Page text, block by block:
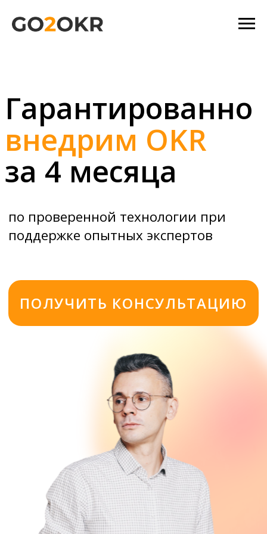
внедрим OKR
за 4 месяца
по проверенной технологии при
поддержке опытных экспертов
ПОЛУЧИТЬ КОНСУЛЬТАЦИЮ